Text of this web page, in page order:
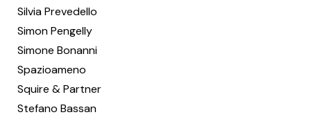
Silvia Prevedello
Simon Pengelly
Simone Bonanni
Spazioameno
Squire & Partner
Stefano Bassan